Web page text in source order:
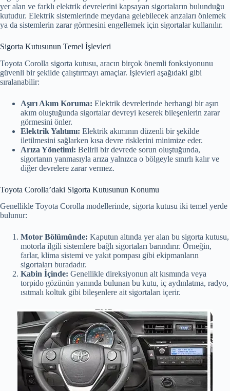
yer alan ve farklı elektrik devrelerini kapsayan sigortaların bulunduğu
kutudur. Elektrik sistemlerinde meydana gelebilecek arızaları önlemek
ya da sistemlerin zarar görmesini engellemek için sigortalar kullanılır.
Sigorta Kutusunun Temel İşlevleri
Toyota Corolla sigorta kutusu, aracın birçok önemli fonksiyonunu
güvenli bir şekilde çalıştırmayı amaçlar. İşlevleri aşağıdaki gibi
sıralanabilir:
Aşırı Akım Koruma: Elektrik devrelerinde herhangi bir aşırı
akım oluştuğunda sigortalar devreyi keserek bileşenlerin zarar
görmesini önler.
Elektrik Yalıtımı: Elektrik akımının düzenli bir şekilde
iletilmesini sağlarken kısa devre risklerini minimize eder.
Arıza Yönetimi: Belirli bir devrede sorun oluştuğunda,
sigortanın yanmasıyla arıza yalnızca o bölgeyle sınırlı kalır ve
diğer devrelere zarar vermez.
Toyota Corolla’daki Sigorta Kutusunun Konumu
Genellikle Toyota Corolla modellerinde, sigorta kutusu iki temel yerde
bulunur:
Motor Bölümünde: Kaputun altında yer alan bu sigorta kutusu,
motorla ilgili sistemlere bağlı sigortaları barındırır. Örneğin,
farlar, klima sistemi ve yakıt pompası gibi ekipmanların
sigortaları buradadır.
Kabin İçinde: Genellikle direksiyonun alt kısmında veya
torpido gözünün yanında bulunan bu kutu, iç aydınlatma, radyo,
ısıtmalı koltuk gibi bileşenlere ait sigortaları içerir.